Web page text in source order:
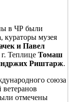
в ЧР были
, кураторы музея
и Павел
Теплице Томаш
Риштарж.
союза
отмечены